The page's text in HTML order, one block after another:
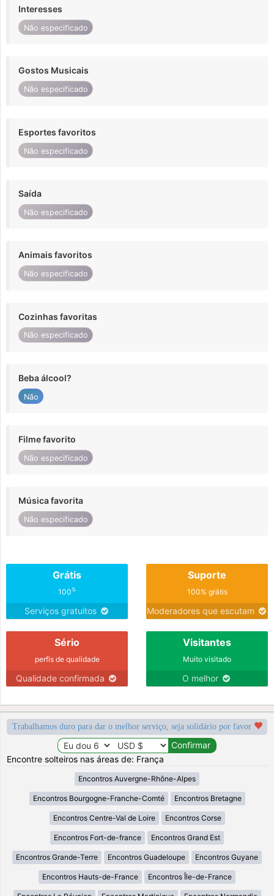
Interesses
Não especificado
Gostos Musicais
Não especificado
Esportes favoritos
Não especificado
Saída
Não especificado
Animais favoritos
Não especificado
Cozinhas favoritas
Não especificado
Beba álcool?
Não
Filme favorito
Não especificado
Música favorita
Não especificado
Grátis
100%
Serviços gratuitos
Suporte
100% grátis
Moderadores que escutam
Sério
perfis de qualidade
Qualidade confirmada
Visitantes
Muito visitado
O melhor
Trabalhamos duro para dar o melhor serviço, seja solidário por favor
Encontre solteiros nas áreas de: França
Encontros Auvergne-Rhône-Alpes
Encontros Bourgogne-Franche-Comté Encontros Bretagne
Encontros Centre-Val de Loire Encontros Corse
Encontros Fort-de-france Encontros Grand Est
Encontros Grande-Terre Encontros Guadeloupe Encontros Guyane
Encontros Hauts-de-France Encontros Île-de-France